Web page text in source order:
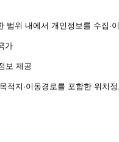
위 내에서 개인정보를 수집
가
보 제공
적지·이동경로를 포함한 위치정